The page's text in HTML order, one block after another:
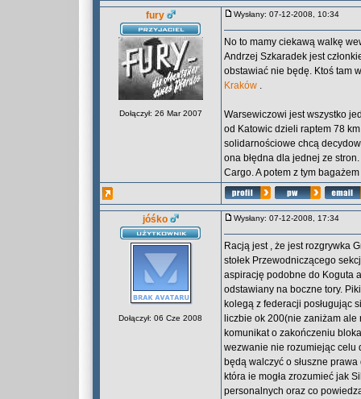
fury
Dołączył: 26 Mar 2007
Wysłany: 07-12-2008, 10:34
No to mamy ciekawą walkę
Andrzej Szkaradek jest
obstawiać nie będę. Ktoś tam
Kraków .
Warsewiczowi jest wszystko
od Katowic dzieli raptem 78
solidarnościowe chcą
ona błędna dla jednej ze
Cargo. A potem z tym bagażem
jóśko
Dołączył: 06 Cze 2008
Wysłany: 07-12-2008, 17:34
Racją jest , że jest rozgrywka
stołek Przewodniczącego
aspirację podobne do Koguta
odstawiany na boczne tory.
kolegą z federacji posługując
liczbie ok 200(nie zaniżam
komunikat o zakończeniu
wezwanie nie rozumiejąc celu
będą walczyć o słuszne
która ie mogła zrozumieć jak
personalnych oraz co